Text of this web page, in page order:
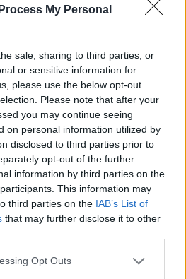
My Personal
sale, sharing to third parties, or
or sensitive information for
please use the below opt-out
Please note that after your
you may continue seeing
on personal information utilized by
disclosed to third parties prior to
opt-out of the further
information by third parties on the
This information may
third parties on the IAB’s List of
that may further disclose it to other
app uses one or more Google
Opt Outs